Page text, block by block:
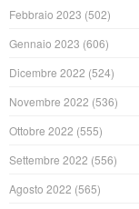
Febbraio 2023 (502)
Gennaio 2023 (606)
Dicembre 2022 (524)
Novembre 2022 (536)
Ottobre 2022 (555)
Settembre 2022 (556)
Agosto 2022 (565)